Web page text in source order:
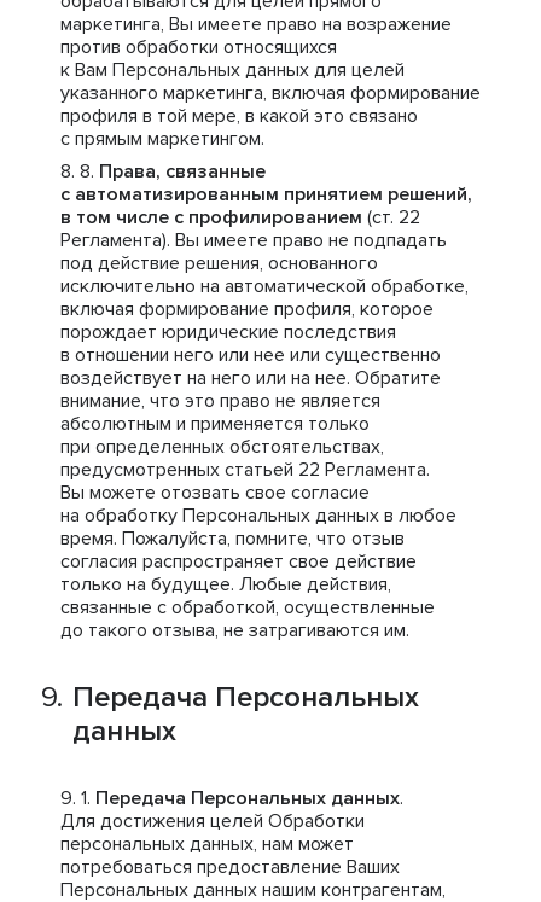
маркетинга, Вы имеете право на возражение
против обработки относящихся
к Вам Персональных данных для целей
указанного маркетинга, включая формирование
профиля в той мере, в какой это связано
с прямым маркетингом.
Права, связанные
с автоматизированным принятием решений,
в том числе с профилированием (ст. 22
Регламента). Вы имеете право не подпадать
под действие решения, основанного
исключительно на автоматической обработке,
включая формирование профиля, которое
порождает юридические последствия
в отношении него или нее или существенно
воздействует на него или на нее. Обратите
внимание, что это право не является
абсолютным и применяется только
при определенных обстоятельствах,
предусмотренных статьей 22 Регламента.
Вы можете отозвать свое согласие
на обработку Персональных данных в любое
время. Пожалуйста, помните, что отзыв
согласия распространяет свое действие
только на будущее. Любые действия,
связанные с обработкой, осуществленные
до такого отзыва, не затрагиваются им.
Передача Персональных
данных
Передача Персональных данных.
Для достижения целей Обработки
персональных данных, нам может
потребоваться предоставление Ваших
Персональных данных нашим контрагентам,